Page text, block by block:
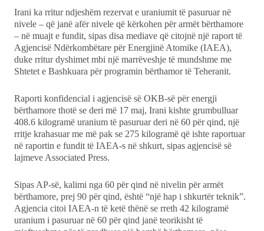
Teknologji
Udhëtime
DuVideo
Irani ka rritur ndjeshëm rezervat e uraniumit të pasuruar në
nivele – që janë afër nivele që kërkohen për armët bërthamore
– në muajt e fundit, sipas disa mediave që citojnë një raport të
Agjencisë Ndërkombëtare për Energjinë Atomike (IAEA),
duke rritur dyshimet mbi një marrëveshje të mundshme me
Shtetet e Bashkuara për programin bërthamor të Teheranit.
Raporti konfidencial i agjencisë së OKB-së për energji
bërthamore thotë se deri më 17 maj, Irani kishte grumbulluar
408.6 kilogramë uranium të pasuruar deri në 60 për qind, një
rritje krahasuar me më pak se 275 kilogramë që ishte raportuar
në raportin e fundit të IAEA-s në shkurt, sipas agjencisë së
lajmeve Associated Press.
Sipas AP-së, kalimi nga 60 për qind në nivelin për armët
bërthamore, prej 90 për qind, është “një hap i shkurtër teknik”.
Agjencia citoi IAEA-n të ketë thënë se rreth 42 kilogramë
uranium i pasuruar në 60 për qind janë teorikisht të